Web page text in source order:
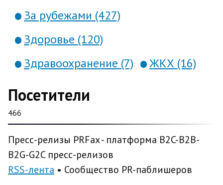
За рубежами (427)
Здоровье (120)
Здравоохранение (7)
ЖКХ (16)
Посетители
466
Пресс-релизы PRFax - платформа B2C-B2B-
B2G-G2C пресс-релизов
RSS-лента • Сообщество PR-паблишеров